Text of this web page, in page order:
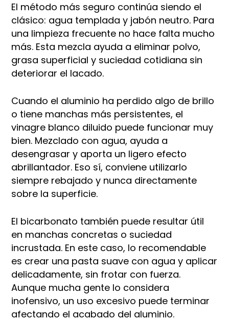
El método más seguro continúa siendo el
clásico: agua templada y jabón neutro. Para
una limpieza frecuente no hace falta mucho
más. Esta mezcla ayuda a eliminar polvo,
grasa superficial y suciedad cotidiana sin
deteriorar el lacado.
Cuando el aluminio ha perdido algo de brillo
o tiene manchas más persistentes, el
vinagre blanco diluido puede funcionar muy
bien. Mezclado con agua, ayuda a
desengrasar y aporta un ligero efecto
abrillantador. Eso sí, conviene utilizarlo
siempre rebajado y nunca directamente
sobre la superficie.
El bicarbonato también puede resultar útil
en manchas concretas o suciedad
incrustada. En este caso, lo recomendable
es crear una pasta suave con agua y aplicar
delicadamente, sin frotar con fuerza.
Aunque mucha gente lo considera
inofensivo, un uso excesivo puede terminar
afectando el acabado del aluminio.